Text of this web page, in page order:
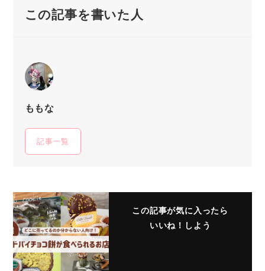
この記事を書いた人
ももな
記事一覧
この記事が気に入ったら
いいね！しよう